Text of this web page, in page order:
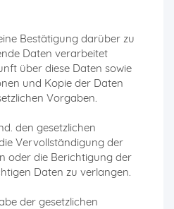
Bestätigung darüber zu
Daten verarbeitet
über diese Daten sowie
und Kopie der Daten
Vorgaben.
den gesetzlichen
Vervollständigung der
oder die Berichtigung der
Daten zu verlangen.
der gesetzlichen